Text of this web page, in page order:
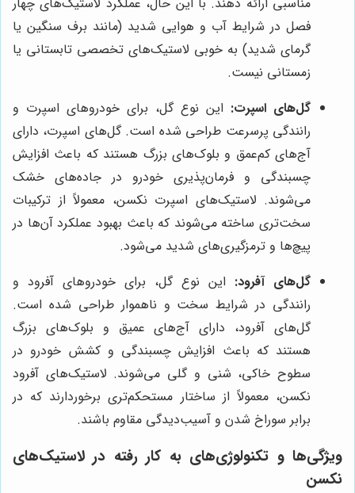
فصل در شرایط آب و هوایی شدید (مانند برف سنگین یا
گرمای شدید) به خوبی لاستیک‌های تخصصی تابستانی یا
زمستانی نیست.
گل‌های اسپرت: این نوع گل، برای خودروهای اسپرت و
رانندگی پرسرعت طراحی شده است. گل‌های اسپرت، دارای
آج‌های کم‌عمق و بلوک‌های بزرگ هستند که باعث افزایش
چسبندگی و فرمان‌پذیری خودرو در جاده‌های خشک
می‌شوند. لاستیک‌های اسپرت نکسن، معمولاً از ترکیبات
سخت‌تری ساخته می‌شوند که باعث بهبود عملکرد آن‌ها در
پیچ‌ها و ترمزگیری‌های شدید می‌شود.
گل‌های آفرود: این نوع گل، برای خودروهای آفرود و
رانندگی در شرایط سخت و ناهموار طراحی شده است.
گل‌های آفرود، دارای آج‌های عمیق و بلوک‌های بزرگ
هستند که باعث افزایش چسبندگی و کشش خودرو در
سطوح خاکی، شنی و گلی می‌شوند. لاستیک‌های آفرود
نکسن، معمولاً از ساختار مستحکم‌تری برخوردارند که در
برابر سوراخ شدن و آسیب‌دیدگی مقاوم باشند.
ویژگی‌ها و تکنولوژی‌های به کار رفته در لاستیک‌های
نکسن